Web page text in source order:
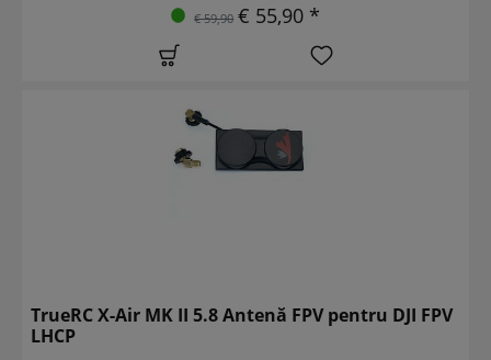
€ 59,90 € 55,90 *
TrueRC X-Air MK II 5.8 Antenă FPV pentru DJI FPV
LHCP